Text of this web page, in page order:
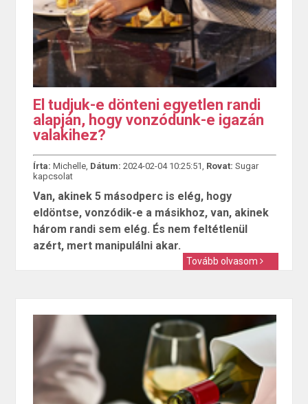
El tudjuk-e dönteni egyetlen randi
alapján, hogy vonzódunk-e igazán
valakihez?
Írta: Michelle, Dátum: 2024-02-04 10:25:51, Rovat: Sugar
kapcsolat
Van, akinek 5 másodperc is elég, hogy
eldöntse, vonzódik-e a másikhoz, van, akinek
három randi sem elég. És nem feltétlenül
azért, mert manipulálni akar.
Tovább olvasom